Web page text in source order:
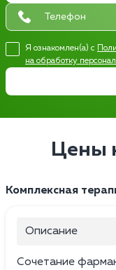
Я ознакомлен(а) с
на обработку
Цены
Комплексная
Описание
Сочетание